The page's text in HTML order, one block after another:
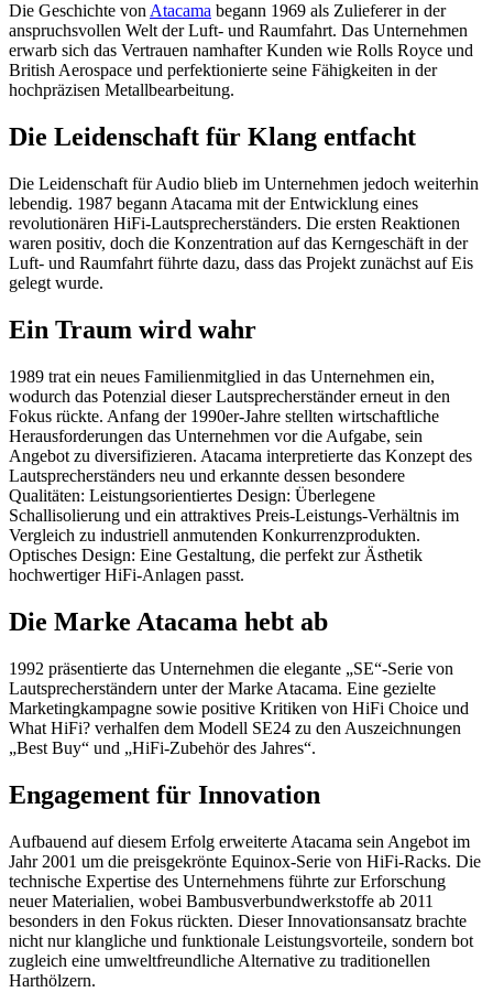
Die Geschichte von Atacama begann 1969 als Zulieferer in der
anspruchsvollen Welt der Luft- und Raumfahrt. Das Unternehmen
erwarb sich das Vertrauen namhafter Kunden wie Rolls Royce und
British Aerospace und perfektionierte seine Fähigkeiten in der
hochpräzisen Metallbearbeitung.
Die Leidenschaft für Klang entfacht
Die Leidenschaft für Audio blieb im Unternehmen jedoch weiterhin
lebendig. 1987 begann Atacama mit der Entwicklung eines
revolutionären HiFi-Lautsprecherständers. Die ersten Reaktionen
waren positiv, doch die Konzentration auf das Kerngeschäft in der
Luft- und Raumfahrt führte dazu, dass das Projekt zunächst auf Eis
gelegt wurde.
Ein Traum wird wahr
1989 trat ein neues Familienmitglied in das Unternehmen ein,
wodurch das Potenzial dieser Lautsprecherständer erneut in den
Fokus rückte. Anfang der 1990er-Jahre stellten wirtschaftliche
Herausforderungen das Unternehmen vor die Aufgabe, sein
Angebot zu diversifizieren. Atacama interpretierte das Konzept des
Lautsprecherständers neu und erkannte dessen besondere
Qualitäten: Leistungsorientiertes Design: Überlegene
Schallisolierung und ein attraktives Preis-Leistungs-Verhältnis im
Vergleich zu industriell anmutenden Konkurrenzprodukten.
Optisches Design: Eine Gestaltung, die perfekt zur Ästhetik
hochwertiger HiFi-Anlagen passt.
Die Marke Atacama hebt ab
1992 präsentierte das Unternehmen die elegante „SE“-Serie von
Lautsprecherständern unter der Marke Atacama. Eine gezielte
Marketingkampagne sowie positive Kritiken von HiFi Choice und
What HiFi? verhalfen dem Modell SE24 zu den Auszeichnungen
„Best Buy“ und „HiFi-Zubehör des Jahres“.
Engagement für Innovation
Aufbauend auf diesem Erfolg erweiterte Atacama sein Angebot im
Jahr 2001 um die preisgekrönte Equinox-Serie von HiFi-Racks. Die
technische Expertise des Unternehmens führte zur Erforschung
neuer Materialien, wobei Bambusverbundwerkstoffe ab 2011
besonders in den Fokus rückten. Dieser Innovationsansatz brachte
nicht nur klangliche und funktionale Leistungsvorteile, sondern bot
zugleich eine umweltfreundliche Alternative zu traditionellen
Harthölzern.